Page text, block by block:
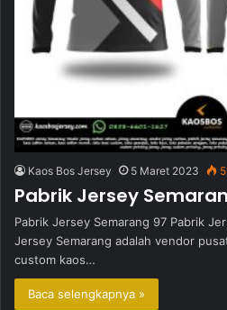
Kaos Bos Jersey 5 Maret 2023
Pabrik Jersey
Pabrik Jersey Semarang 97 Pabrik
Jersey Semarang adalah vendor
custom kaos…
Baca selengkapnya »